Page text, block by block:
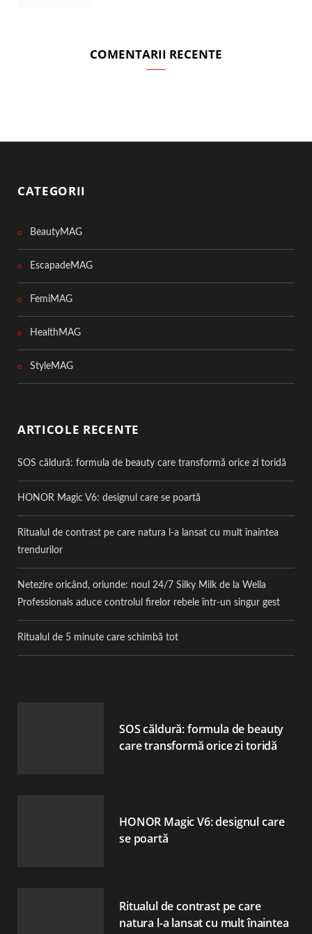
COMENTARII RECENTE
CATEGORII
BeautyMAG
EscapadeMAG
FemiMAG
HealthMAG
StyleMAG
ARTICOLE RECENTE
SOS căldură: formula de beauty care transformă orice zi toridă
HONOR Magic V6: designul care se poartă
Ritualul de contrast pe care natura l-a lansat cu mult înaintea
trendurilor
Netezire oricând, oriunde: noul 24/7 Silky Milk de la Wella
Professionals aduce controlul firelor rebele într-un singur gest
Ritualul de 5 minute care schimbă tot
SOS căldură: formula de beauty
care transformă orice zi toridă
HONOR Magic V6: designul care
se poartă
Ritualul de contrast pe care
natura l-a lansat cu mult înaintea